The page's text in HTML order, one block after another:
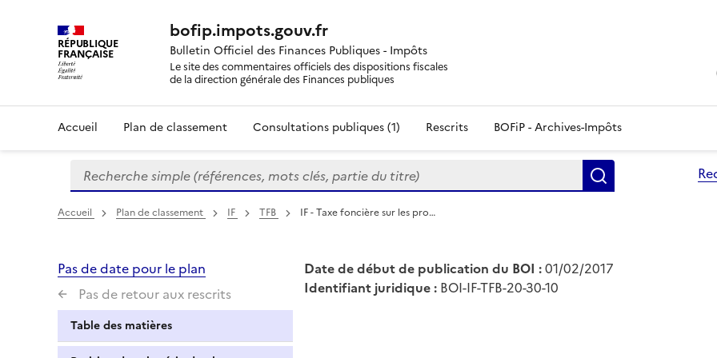
RÉPUBLIQUE
FRANÇAISE
bofip.impots.gouv.fr
Bulletin Officiel des Finances Publiques - Impôts
Le site des commentaires officiels des dispositions fiscales
de la direction générale des Finances publiques
Accueil Plan de classement Consultations publiques (1) Rescrits BOFiP - Archives-Impôts
Formulaire
de
recherche
Recherche simple (références, mots clés, partie du titre)
Accueil Plan de classement IF TFB IF - Taxe foncière sur les pro…
Pas de date pour le plan
Pas de retour aux rescrits
Table des matières
Date de début de publication du BOI :01/02/2017
Identifiant juridique : BOI-IF-TFB-20-30-10